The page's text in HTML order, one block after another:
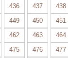
436 437 438
449 450 451
462 463 464
475 476 477